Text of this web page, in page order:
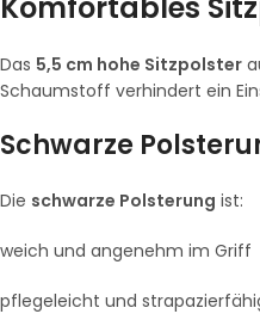
Das 5,5 cm hohe Sitzpolster
Schaumstoff verhindert ein
Schwarze
Die schwarze Polsterung ist:
weich und angenehm im Griff
pflegeleicht und